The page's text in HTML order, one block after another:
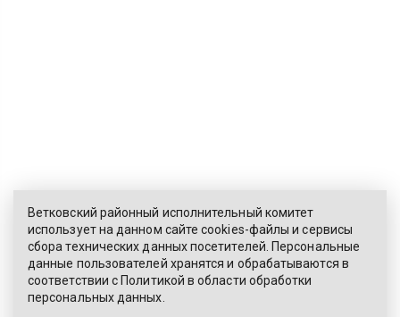
ЭЛЕКТРОННОЕ ОБРАЩЕНИЕ
КАРТА САЙТА
Ветковский районный исполнительный комитет
использует на данном сайте cookies-файлы и сервисы
сбора технических данных посетителей. Персональные
данные пользователей хранятся и обрабатываются в
соответствии с Политикой в области обработки
персональных данных.